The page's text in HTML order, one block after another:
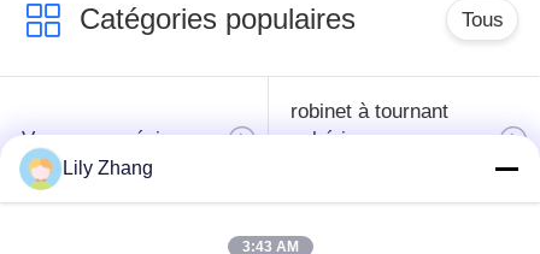
Catégories populaires Tous
Vanne cryogénique
robinet à tournant
sphérique
soupape de sûreté
Lily Zhang
3:43 AM